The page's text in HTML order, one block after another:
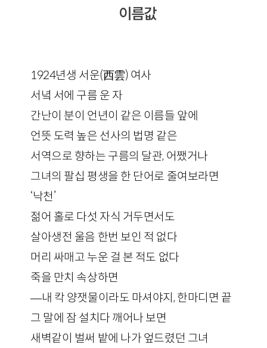
이름값
1924년생 서운(西雲) 여사
서녘 서에 구름 운 자
간난이 분이 언년이 같은 이름들 앞에
언뜻 도력 높은 선사의 법명 같은
서역으로 향하는 구름의 달관, 어쨌거나
그녀의 팔십 평생을 한 단어로 줄여보라면
‘낙천’
젊어 홀로 다섯 자식 거두면서도
살아생전 울음 한번 보인 적 없다
머리 싸매고 누운 걸 본 적도 없다
죽을 만치 속상하면
—내 칵 양잿물이라도 마셔야지, 한마디면 끝
그 말에 잠 설치다 깨어나 보면
새벽같이 벌써 밭에 나가 엎드렸던 그녀